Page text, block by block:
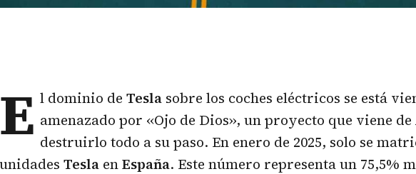
E l dominio deTesla sobre los coches eléctricos se está
amenazado por ‹‹Ojo de Dios››, un proyecto que viene de
destruirlo todo a su paso. En enero de 2025, solo se
unidades Tesla enEspaña. Este número representa un 75,5%